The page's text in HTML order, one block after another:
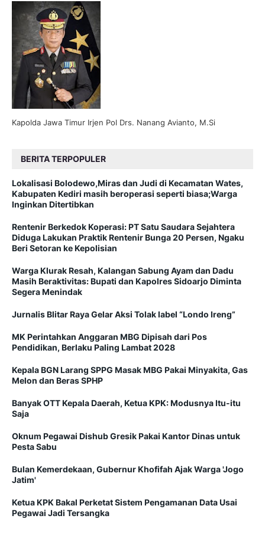
Kapolda Jawa Timur Irjen Pol Drs. Nanang Avianto, M.Si
BERITA TERPOPULER
Lokalisasi Bolodewo,Miras dan Judi di Kecamatan Wates,
Kabupaten Kediri masih beroperasi seperti biasa;Warga
Inginkan Ditertibkan
Rentenir Berkedok Koperasi: PT Satu Saudara Sejahtera
Diduga Lakukan Praktik Rentenir Bunga 20 Persen, Ngaku
Beri Setoran ke Kepolisian
Warga Klurak Resah, Kalangan Sabung Ayam dan Dadu
Masih Beraktivitas: Bupati dan Kapolres Sidoarjo Diminta
Segera Menindak
Jurnalis Blitar Raya Gelar Aksi Tolak label “Londo Ireng”
MK Perintahkan Anggaran MBG Dipisah dari Pos
Pendidikan, Berlaku Paling Lambat 2028
Kepala BGN Larang SPPG Masak MBG Pakai Minyakita, Gas
Melon dan Beras SPHP
Banyak OTT Kepala Daerah, Ketua KPK: Modusnya Itu-itu
Saja
Oknum Pegawai Dishub Gresik Pakai Kantor Dinas untuk
Pesta Sabu
Bulan Kemerdekaan, Gubernur Khofifah Ajak Warga 'Jogo
Jatim'
Ketua KPK Bakal Perketat Sistem Pengamanan Data Usai
Pegawai Jadi Tersangka